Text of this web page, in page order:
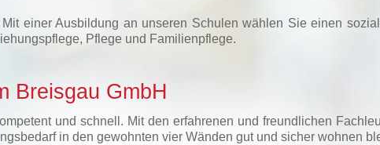
einer Ausbildung an unseren Schulen wählen Sie einen
Pflege und Familienpflege.
Breisgau GmbH
und schnell. Mit den erfahrenen und freundlichen
in den gewohnten vier Wänden gut und sicher wohnen